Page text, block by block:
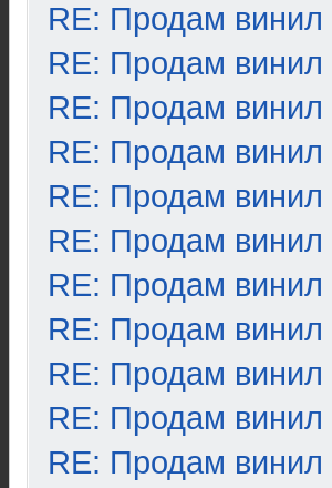
RE: Продам
RE: Продам
RE: Продам
RE: Продам
RE: Продам
RE: Продам
RE: Продам
RE: Продам
RE: Продам
RE: Продам
RE: Продам